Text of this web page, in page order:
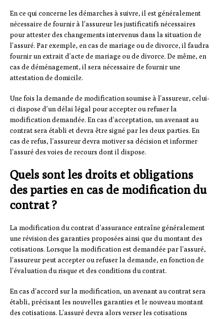
En ce qui concerne les démarches à suivre, il est généralement
nécessaire de fournir à l’assureur les justificatifs nécessaires
pour attester des changements intervenus dans la situation de
l’assuré. Par exemple, en cas de mariage ou de divorce, il faudra
fournir un extrait d’acte de mariage ou de divorce. De même, en
cas de déménagement, il sera nécessaire de fournir une
attestation de domicile.
Une fois la demande de modification soumise à l’assureur, celui-
ci dispose d’un délai légal pour accepter ou refuser la
modification demandée. En cas d’acceptation, un avenant au
contrat sera établi et devra être signé par les deux parties. En
cas de refus, l’assureur devra motiver sa décision et informer
l’assuré des voies de recours dont il dispose.
Quels sont les droits et obligations
des parties en cas de modification du
contrat ?
La modification du contrat d’assurance entraîne généralement
une révision des garanties proposées ainsi que du montant des
cotisations. Lorsque la modification est demandée par l’assuré,
l’assureur peut accepter ou refuser la demande, en fonction de
l’évaluation du risque et des conditions du contrat.
En cas d’accord sur la modification, un avenant au contrat sera
établi, précisant les nouvelles garanties et le nouveau montant
des cotisations. L’assuré devra alors verser les cotisations